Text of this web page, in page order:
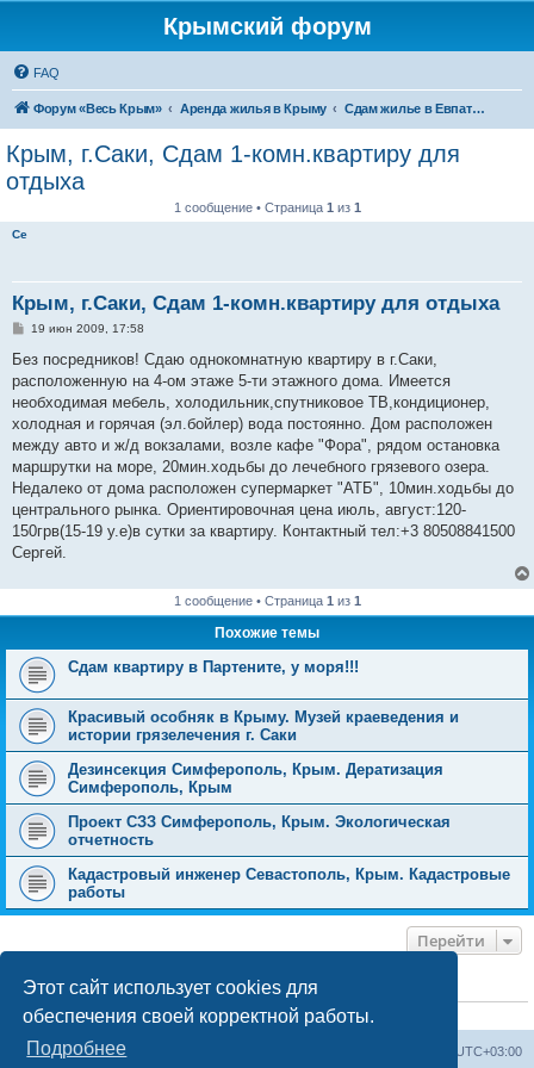
Этот сайт использует cookies для
обеспечения своей корректной работы.
Подробнее
Крымский форум
FAQ
Форум «Весь Крым» Аренда жилья в Крыму Сдам жилье в Евпатории, Саках
Крым, г.Саки, Сдам 1-комн.квартиру для
отдыха
1 сообщение • Страница 1 из 1
Се
Крым, г.Саки, Сдам 1-комн.квартиру для отдыха
С
о
щ
е
и
е
19 июн 2009, 17:58
Без посредников! Сдаю однокомнатную квартиру в г.Саки,
расположенную на 4-ом этаже 5-ти этажного дома. Имеется
необходимая мебель, холодильник,спутниковое ТВ,кондиционер,
холодная и горячая (эл.бойлер) вода постоянно. Дом расположен
между авто и ж/д вокзалами, возле кафе "Фора", рядом остановка
маршрутки на море, 20мин.ходьбы до лечебного грязевого озера.
Недалеко от дома расположен супермаркет "АТБ", 10мин.ходьбы до
центрального рынка. Ориентировочная цена июль, август:120-
150грв(15-19 у.е)в сутки за квартиру. Контактный тел:+3 80508841500
Сергей.
1 сообщение • Страница 1 из 1
Похожие темы
Сдам квартиру в Партените, у моря!!!
Красивый особняк в Крыму. Музей краеведения и
истории грязелечения г. Саки
Дезинсекция Симферополь, Крым. Дератизация
Симферополь, Крым
Проект СЗЗ Симферополь, Крым. Экологическая
отчетность
Кадастровый инженер Севастополь, Крым. Кадастровые
работы
Перейти
КТО СЕЙЧАС НА КОНФЕРЕНЦИИ
Сейчас этот форум просматривают:ClaudeBot [ИИ бот]и 3 гостя
Форум «Весь Крым» UTC+03:00